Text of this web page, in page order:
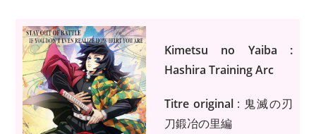
Kimetsu no Yaiba :
Hashira Training Arc
Titre original: 鬼滅の刃
刀鍛冶の里編